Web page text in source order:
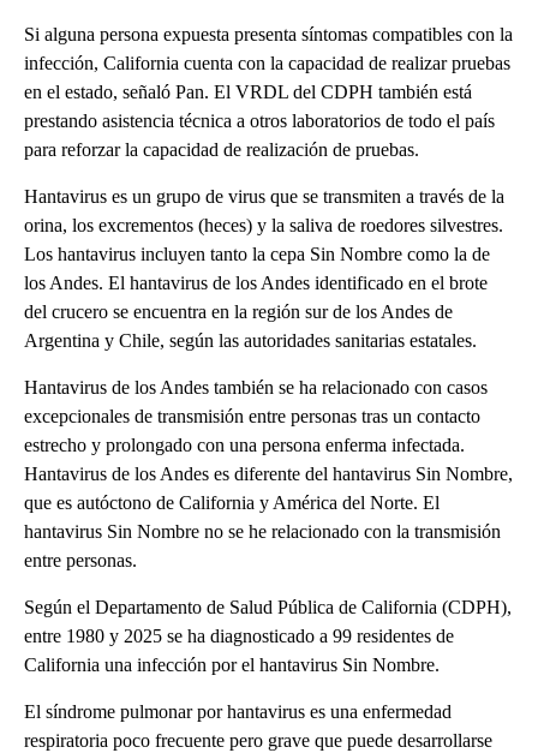
Si alguna persona expuesta presenta síntomas compatibles con la
infección, California cuenta con la capacidad de realizar pruebas
en el estado, señaló Pan. El VRDL del CDPH también está
prestando asistencia técnica a otros laboratorios de todo el país
para reforzar la capacidad de realización de pruebas.
Hantavirus es un grupo de virus que se transmiten a través de la
orina, los excrementos (heces) y la saliva de roedores silvestres.
Los hantavirus incluyen tanto la cepa Sin Nombre como la de
los Andes. El hantavirus de los Andes identificado en el brote
del crucero se encuentra en la región sur de los Andes de
Argentina y Chile, según las autoridades sanitarias estatales.
Hantavirus de los Andes también se ha relacionado con casos
excepcionales de transmisión entre personas tras un contacto
estrecho y prolongado con una persona enferma infectada.
Hantavirus de los Andes es diferente del hantavirus Sin Nombre,
que es autóctono de California y América del Norte. El
hantavirus Sin Nombre no se he relacionado con la transmisión
entre personas.
Según el Departamento de Salud Pública de California (CDPH),
entre 1980 y 2025 se ha diagnosticado a 99 residentes de
California una infección por el hantavirus Sin Nombre.
El síndrome pulmonar por hantavirus es una enfermedad
respiratoria poco frecuente pero grave que puede desarrollarse